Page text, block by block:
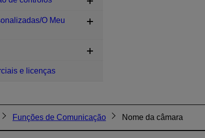
O Meu
e licenças
Funções de Comunicação Nome da câmara